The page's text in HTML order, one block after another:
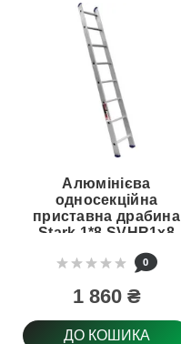
Алюмінієва
односекційна
приставна драбина
Stark 1*8 SVHR1x8
(525080303)
0
1 860 ₴
ДО КОШИКА